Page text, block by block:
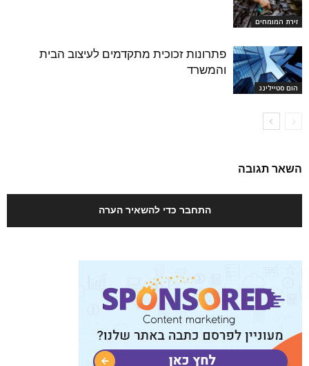
זירת המומחים
הום סטיילינג
פתרונות זכוכית מתקדמים לעיצוב הבית
והמשרד
השאר תגובה
התחבר כדי להשאיר הערה